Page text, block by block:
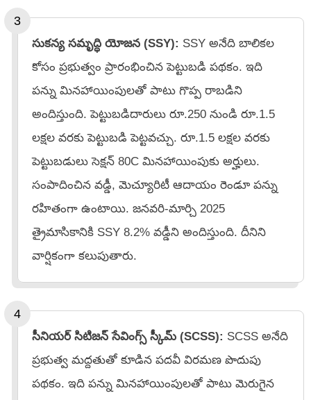
సుకన్య సమృద్ధి యోజన (SSY): SSY అనేది బాలికల
కోసం ప్రభుత్వం ప్రారంభించిన పెట్టుబడి పథకం. ఇది
పన్ను మినహాయింపులతో పాటు గొప్ప రాబడిని
అందిస్తుంది. పెట్టుబడిదారులు రూ.250 నుండి రూ.1.5
లక్షల వరకు పెట్టుబడి పెట్టవచ్చు. రూ.1.5 లక్షల వరకు
పెట్టుబడులు సెక్షన్ 80C మినహాయింపుకు అర్హులు.
సంపాదించిన వడ్డీ, మెచ్యూరిటీ ఆదాయం రెండూ పన్ను
రహితంగా ఉంటాయి. జనవరి-మార్చి 2025
త్రైమాసికానికి SSY 8.2% వడ్డీని అందిస్తుంది. దీనిని
వార్షికంగా కలుపుతారు.
సీనియర్ సిటిజన్ సేవింగ్స్ స్కీమ్ (SCSS): SCSS అనేది
ప్రభుత్వ మద్దతుతో కూడిన పదవీ విరమణ పొదుపు
పథకం. ఇది పన్ను మినహాయింపులతో పాటు మెరుగైన